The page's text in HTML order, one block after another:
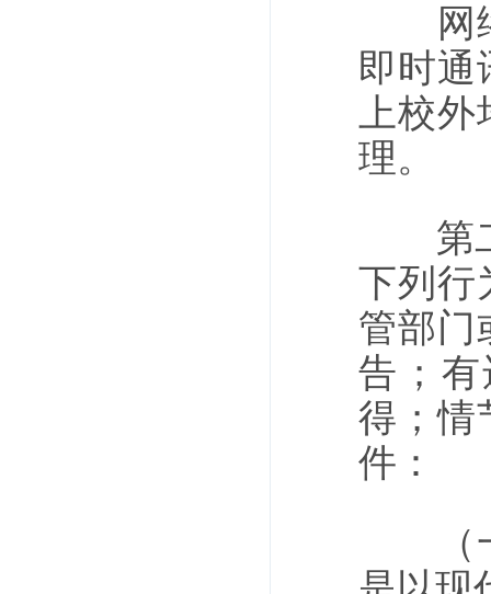
网络
即时通
上校外
理。
第二
下列行
管部门
告；
得；情
件：
（一